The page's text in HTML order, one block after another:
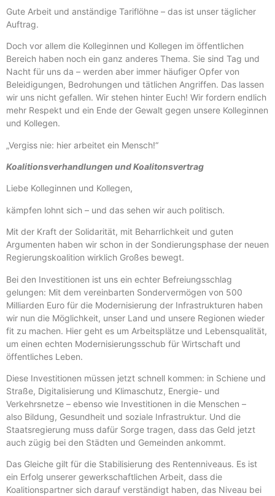
Gute Arbeit und anständige Tariflöhne – das ist unser täglicher
Auftrag.
Doch vor allem die Kolleginnen und Kollegen im öffentlichen
Bereich haben noch ein ganz anderes Thema. Sie sind Tag und
Nacht für uns da – werden aber immer häufiger Opfer von
Beleidigungen, Bedrohungen und tätlichen Angriffen. Das lassen
wir uns nicht gefallen. Wir stehen hinter Euch! Wir fordern endlich
mehr Respekt und ein Ende der Gewalt gegen unsere Kolleginnen
und Kollegen.
„Vergiss nie: hier arbeitet ein Mensch!“
Koalitionsverhandlungen und Koalitonsvertrag
Liebe Kolleginnen und Kollegen,
kämpfen lohnt sich – und das sehen wir auch politisch.
Mit der Kraft der Solidarität, mit Beharrlichkeit und guten
Argumenten haben wir schon in der Sondierungsphase der neuen
Regierungskoalition wirklich Großes bewegt.
Bei den Investitionen ist uns ein echter Befreiungsschlag
gelungen: Mit dem vereinbarten Sondervermögen von 500
Milliarden Euro für die Modernisierung der Infrastrukturen haben
wir nun die Möglichkeit, unser Land und unsere Regionen wieder
fit zu machen. Hier geht es um Arbeitsplätze und Lebensqualität,
um einen echten Modernisierungsschub für Wirtschaft und
öffentliches Leben.
Diese Investitionen müssen jetzt schnell kommen: in Schiene und
Straße, Digitalisierung und Klimaschutz, Energie- und
Verkehrsnetze – ebenso wie Investitionen in die Menschen –
also Bildung, Gesundheit und soziale Infrastruktur. Und die
Staatsregierung muss dafür Sorge tragen, dass das Geld jetzt
auch zügig bei den Städten und Gemeinden ankommt.
Das Gleiche gilt für die Stabilisierung des Rentenniveaus. Es ist
ein Erfolg unserer gewerkschaftlichen Arbeit, dass die
Koalitionspartner sich darauf verständigt haben, das Niveau bei